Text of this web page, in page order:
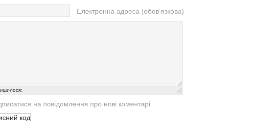
Електронна адреса (обов'язкова)
символів
на повідомлення про нові коментарі